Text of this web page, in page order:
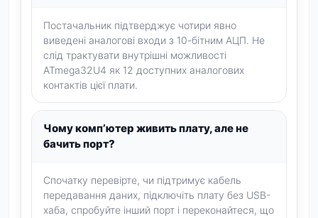
Постачальник підтверджує чотири явно
виведені аналогові входи з 10-бітним АЦП. Не
слід трактувати внутрішні можливості
ATmega32U4 як 12 доступних аналогових
контактів цієї плати.
Чому комп’ютер живить плату, але не
бачить порт?
Спочатку перевірте, чи підтримує кабель
передавання даних, підключіть плату без USB-
хаба, спробуйте інший порт і переконайтеся, що